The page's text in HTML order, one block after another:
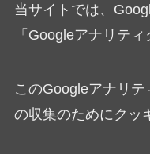
当サイトでは、
「Googleアナリテ
このGoogleアナリ
の収集のためにクッ